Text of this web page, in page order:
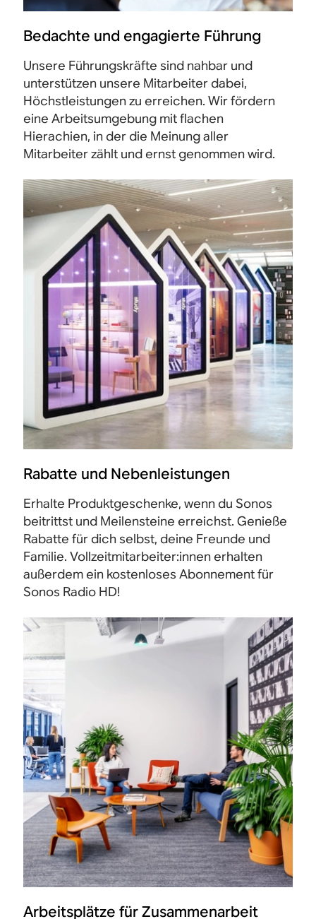
Bedachte und engagierte Führung
Unsere Führungskräfte sind nahbar und
unterstützen unsere Mitarbeiter dabei,
Höchstleistungen zu erreichen. Wir fördern
eine Arbeitsumgebung mit flachen
Hierachien, in der die Meinung aller
Mitarbeiter zählt und ernst genommen wird.
Rabatte und Nebenleistungen
Erhalte Produktgeschenke, wenn du Sonos
beitrittst und Meilensteine erreichst. Genieße
Rabatte für dich selbst, deine Freunde und
Familie. Vollzeitmitarbeiter:innen erhalten
außerdem ein kostenloses Abonnement für
Sonos Radio HD!
Arbeitsplätze für Zusammenarbeit